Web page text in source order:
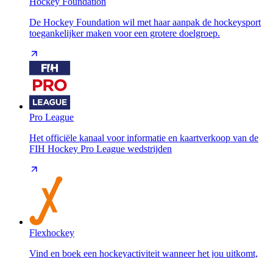
De Hockey Foundation wil met haar aanpak de hockeysport
toegankelijker maken voor een grotere doelgroep.
Pro League
Het officiële kanaal voor informatie en kaartverkoop van de
FIH Hockey Pro League wedstrijden
Flexhockey
Vind en boek een hockeyactiviteit wanneer het jou uitkomt,